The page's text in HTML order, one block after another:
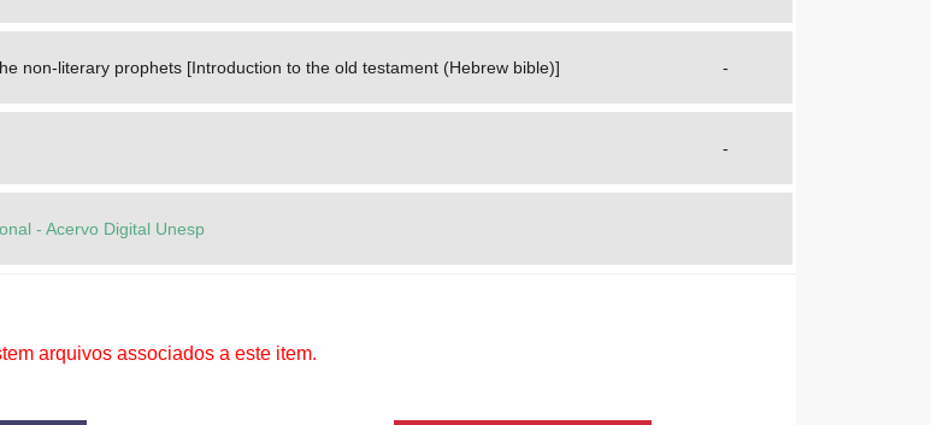
non-literary prophets [Introduction to the old testament (Hebrew bible)] -
-
- Acervo Digital Unesp
arquivos associados a este item.